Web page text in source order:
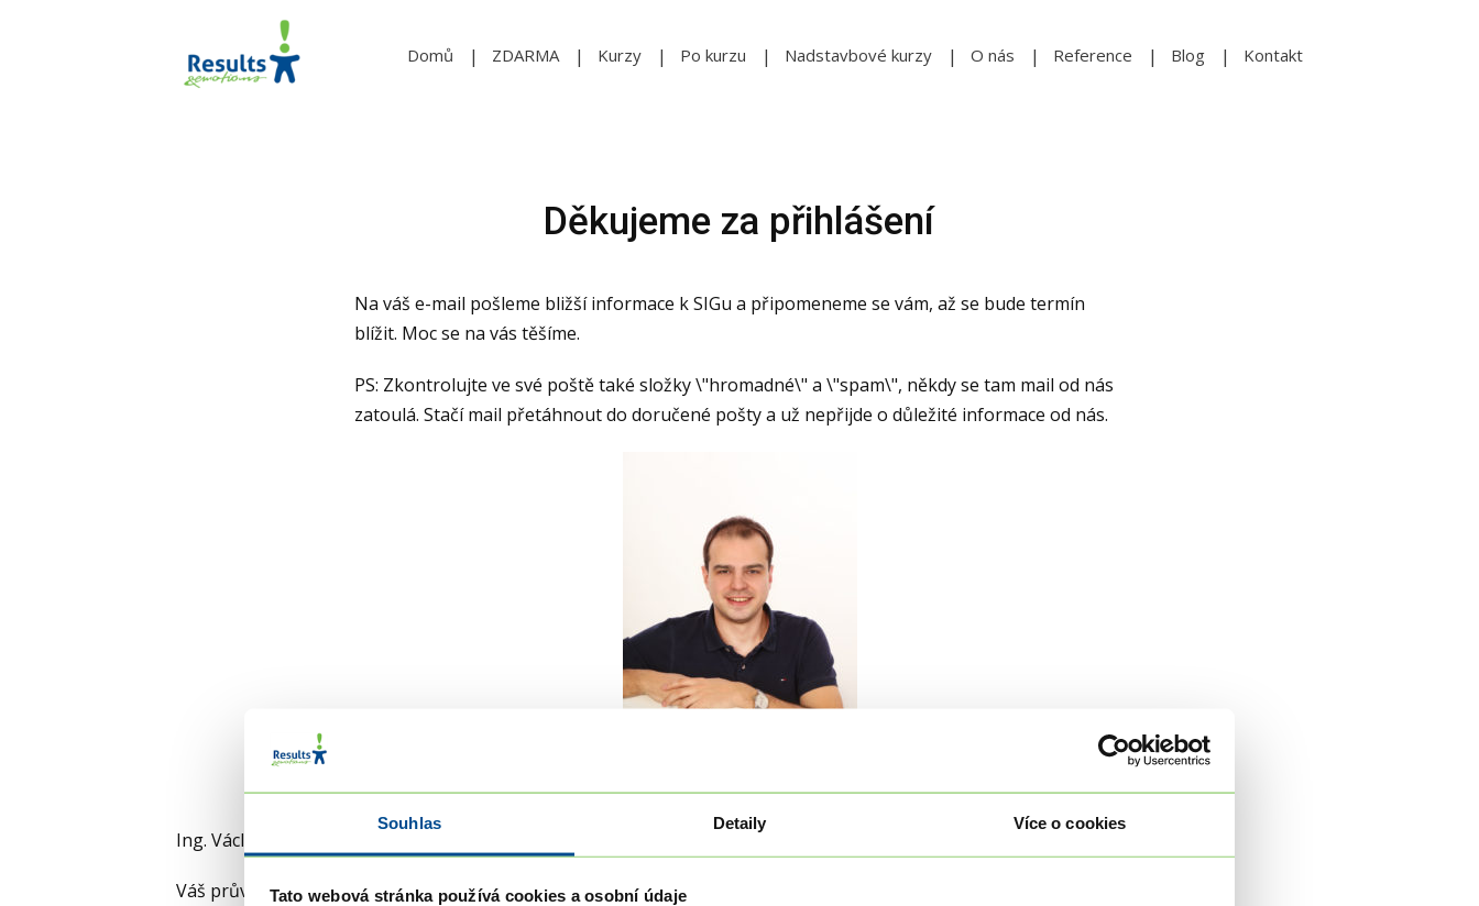
Souhlas Detaily Více o cookies
Tato webová stránka používá cookies a osobní údaje
Domů ZDARMA Kurzy Po kurzu Nadstavbové kurzy O nás Reference Blog Kontakt
Děkujeme za přihlášení
Na váš e-mail pošleme bližší informace k SIGu a připomeneme se vám, až se bude termín
blížit. Moc se na vás těšíme.
PS: Zkontrolujte ve své poště také složky \"hromadné\" a \"spam\", někdy se tam mail od nás
zatoulá. Stačí mail přetáhnout do doručené pošty a už nepřijde o důležité informace od nás.
Ing. Václav Szakál, ACC
Váš průvodce SIGem.